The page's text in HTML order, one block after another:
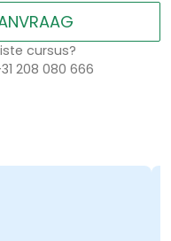
cursus?
208 080 666